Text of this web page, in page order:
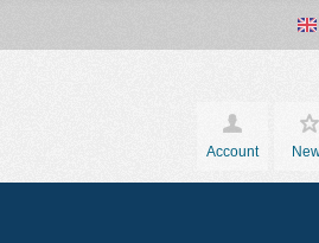
Account